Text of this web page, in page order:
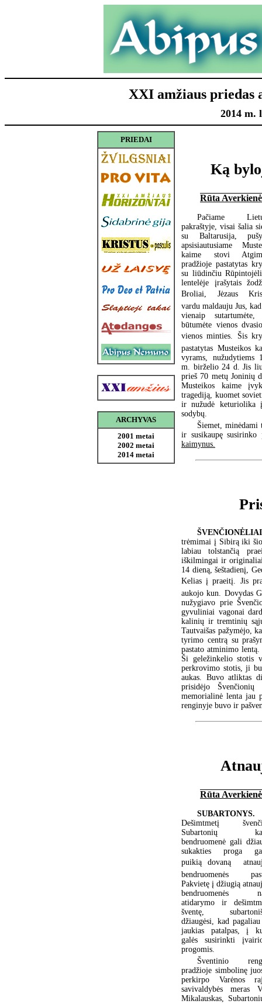
XXI amžiaus
2014 m.
PRIEDAI
ARCHYVAS
2001 metai
2002 metai
2014 metai
Ką
Rūta Averkienė
Pačiame
pakraštyje, visai šalia
su Baltarusija,
apsisiautusiame
kaime stovi
pradžioje pastatytas
su liūdinčiu
lentelėje įrašytais
Broliai, Jėzaus
vardu maldauju Jus,
vienaip sutartumėte,
būtumėte vienos
vienos minties. Šis
pastatytas Musteikos
vyrams, nužudytiems
m. birželio 24 d. Jis
prieš 70 metų Joninių
Musteikos kaime
tragediją, kuomet
ir nužudė keturiolika
sodybų.
Šiemet, minėdami
ir susikaupę susirinko
kaimynus.
trėmimai į Sibirą iki
labiau tolstančią
iškilmingai ir
14 dieną, šeštadienį,
Kelias į praeitį. Jis
aukojo kun. Dovydas
nužygiavo prie
gyvuliniai vagonai
kalinių ir tremtinių
Tautvaišas pažymėjo,
tyrimo centrą su
pastato atminimo
Ši geležinkelio stotis
perkrovimo stotis, ji
aukas. Buvo atliktas
prisidėjo Švenčionių
memorialinė lenta jau
renginyje buvo ir
Rūta Averkienė
SUBARTONYS.
Dešimtmetį
Subartonių
bendruomenė gali
sukakties proga
puikią dovaną 
bendruomenės
Pakvietę į džiugią
bendruomenės
atidarymo ir
šventę,
džiaugėsi, kad
jaukias patalpas, į
galės susirinkti
progomis.
Šventinio
pradžioje simbolinę
perkirpo Varėnos
savivaldybės meras
Mikalauskas,